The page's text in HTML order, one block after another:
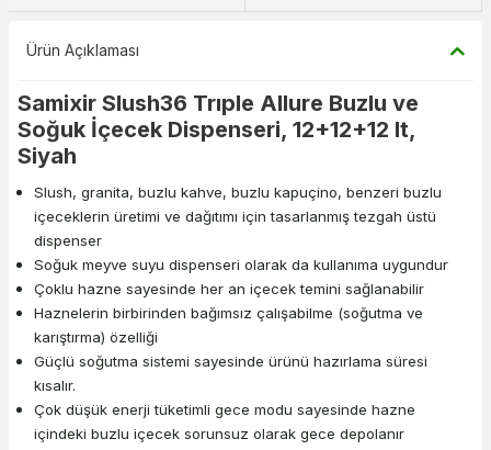
Ürün Açıklaması
Samixir Slush36 Trıple Allure Buzlu ve
Soğuk İçecek Dispenseri, 12+12+12 lt,
Siyah
Slush, granita, buzlu kahve, buzlu kapuçino, benzeri buzlu
içeceklerin üretimi ve dağıtımı için tasarlanmış tezgah üstü
dispenser
Soğuk meyve suyu dispenseri olarak da kullanıma uygundur
Çoklu hazne sayesinde her an içecek temini sağlanabilir
Haznelerin birbirinden bağımsız çalışabilme (soğutma ve
karıştırma) özelliği
Güçlü soğutma sistemi sayesinde ürünü hazırlama süresi
kısalır.
Çok düşük enerji tüketimli gece modu sayesinde hazne
içindeki buzlu içecek sorunsuz olarak gece depolanır